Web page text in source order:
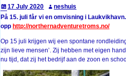
17 July 2020
neshuis
På 15. juli får vi en omvisning i
opp http://northernadventuretroms.no/
Op 15 juli krijgen wij een spontane
zijn lieve mensen’. Zij hebben met eigen
nu tijd, dat zij het bedrijf aan de zoon en